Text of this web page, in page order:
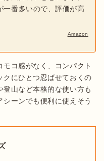
一番多いので、評価が高
Amazon
モコ感がなく、コンパクト
クにひとつ忍ばせておくの
山など本格的な使い方も
ーンでも便利に使えそう